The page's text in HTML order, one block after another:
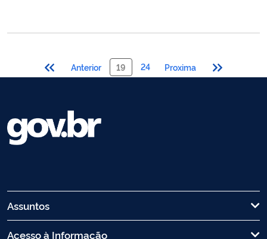
Anterior 19 24 Proxima
Assuntos
Acesso à Informação